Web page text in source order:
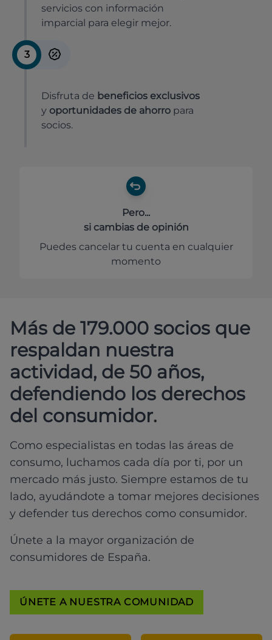
servicios con información
imparcial para elegir mejor.
3
Disfruta de beneficios exclusivos
y oportunidades de ahorro para
socios.
Pero...
si cambias de opinión
Puedes cancelar tu cuenta en cualquier
momento
Más de 179.000 socios que
respaldan nuestra
actividad, de 50 años,
defendiendo los derechos
del consumidor.
Como especialistas en todas las áreas de
consumo, luchamos cada día por ti, por un
mercado más justo. Siempre estamos de tu
lado, ayudándote a tomar mejores decisiones
y defender tus derechos como consumidor.
Únete a la mayor organización de
consumidores de España.
ÚNETE A NUESTRA COMUNIDAD